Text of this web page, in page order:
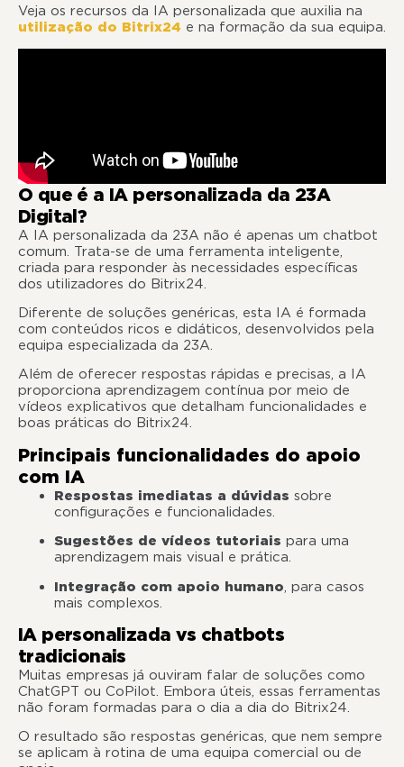
Veja os recursos da IA personalizada que auxilia na
utilização do Bitrix24 e na formação da sua equipa.
O que é a IA personalizada da 23A
Digital?
A IA personalizada da 23A não é apenas um chatbot
comum. Trata-se de uma ferramenta inteligente,
criada para responder às necessidades específicas
dos utilizadores do Bitrix24.
Diferente de soluções genéricas, esta IA é formada
com conteúdos ricos e didáticos, desenvolvidos pela
equipa especializada da 23A.
Além de oferecer respostas rápidas e precisas, a IA
proporciona aprendizagem contínua por meio de
vídeos explicativos que detalham funcionalidades e
boas práticas do Bitrix24.
Principais funcionalidades do apoio
com IA
Respostas imediatas a dúvidas sobre
configurações e funcionalidades.
Sugestões de vídeos tutoriais para uma
aprendizagem mais visual e prática.
Integração com apoio humano , para casos
mais complexos.
IA personalizada vs chatbots
tradicionais
Muitas empresas já ouviram falar de soluções como
ChatGPT ou CoPilot. Embora úteis, essas ferramentas
não foram formadas para o dia a dia do Bitrix24.
O resultado são respostas genéricas, que nem sempre
se aplicam à rotina de uma equipa comercial ou de